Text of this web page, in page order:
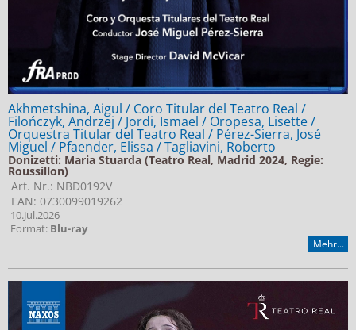
Akhmetshina, Aigul / Coro Titular del Teatro Real /
Filończyk, Andrzej / Jordi, Ismael / Oropesa, Lisette /
Orquestra Titular del Teatro Real / Pérez-Sierra, José
Miguel / Pfaender, Elissa / Tagliavini, Roberto
Donizetti: Maria Stuarda (Teatro Real, Madrid 2024, Regie:
Roussillon)
Art. Nr.: NBD0192V
EAN: 0730099019262
10.Jul.2026
Format: Blu-ray
Mehr...